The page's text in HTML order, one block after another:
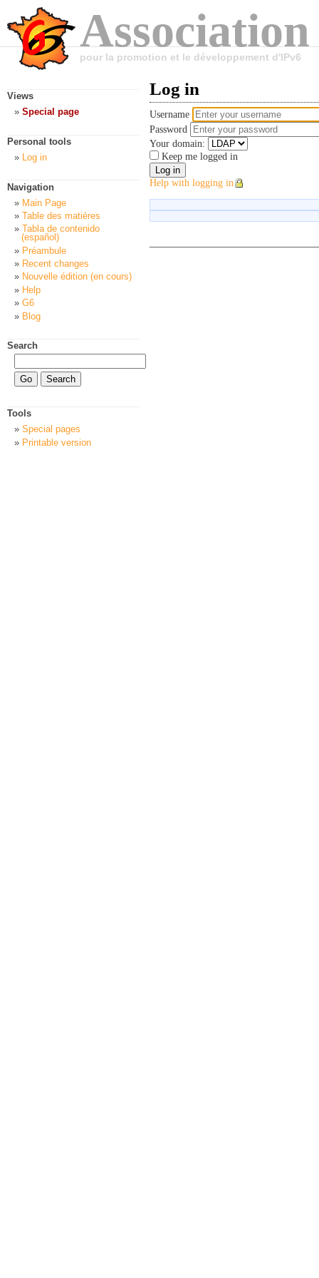
pour la promotion et le développement d'IPv6
Log in
Username
Password
Your domain:
Keep me logged in
Help with logging in
Views
Special page
Personal tools
Log in
Navigation
Main Page
Table des matières
Tabla de contenido
(español)
Préambule
Recent changes
Nouvelle édition (en cours)
Help
G6
Blog
Search
Tools
Special pages
Printable version